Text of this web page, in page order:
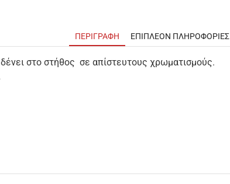
ΠΕΡΙΓΡΑΦΉ ΕΠΙΠΛΈΟΝ ΠΛΗΡΟΦΟΡΊΕΣ
στο στήθος σε απίστευτους χρωματισμούς.